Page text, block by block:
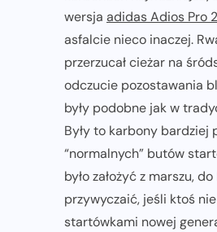
wersja adidas Adios Pro 2
asfalcie nieco inaczej.
przerzucał cieżar na
odczucie pozostawania
były podobne jak w
Były to karbony bardziej
“normalnych” butów
było założyć z marszu,
przywyczaić, jeśli ktoś
startówkami nowej